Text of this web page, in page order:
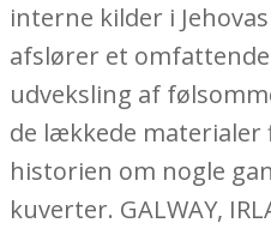
interne kilder i
afslører et
udveksling af
de lækkede materialer
historien om nogle
kuverter. GALWAY,